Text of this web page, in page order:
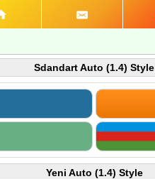
Sdandart Auto (1.4) Style
Yeni Auto (1.4) Style